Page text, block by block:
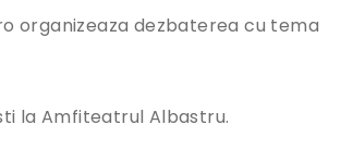
organizeaza dezbaterea cu tema
la Amfiteatrul Albastru.